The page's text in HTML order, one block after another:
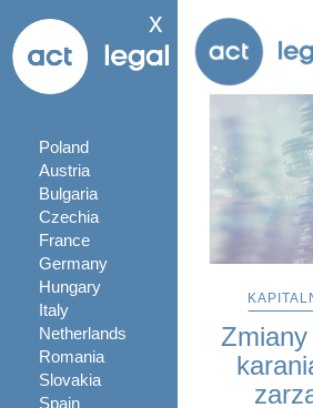
x
Poland
Austria
Bulgaria
Czechia
France
Germany
Hungary
Italy
Netherlands
Romania
Slovakia
Spain